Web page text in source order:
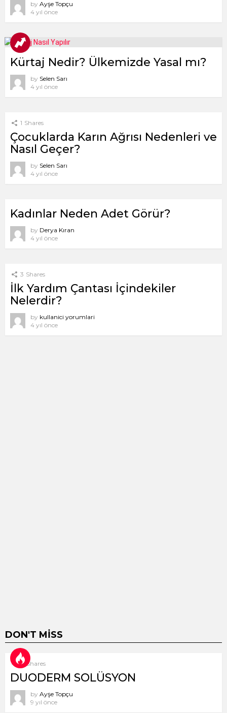
by Ayşe Topçu
4 yıl önce
Kürtaj Nedir? Ülkemizde Yasal mı?
by Selen Sarı
4 yıl önce
1 Shares
Çocuklarda Karın Ağrısı Nedenleri ve
Nasıl Geçer?
by Selen Sarı
4 yıl önce
Kadınlar Neden Adet Görür?
by Derya Kıran
4 yıl önce
3 Shares
İlk Yardım Çantası İçindekiler
Nelerdir?
by kullanici yorumlari
4 yıl önce
DON'T MISS
8 Shares
DUODERM SOLÜSYON
by Ayşe Topçu
9 yıl önce